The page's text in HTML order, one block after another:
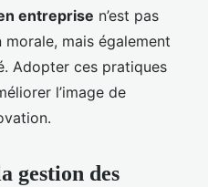
entreprise n’est pas
mais également
Adopter ces pratiques
l’image de
gestion des